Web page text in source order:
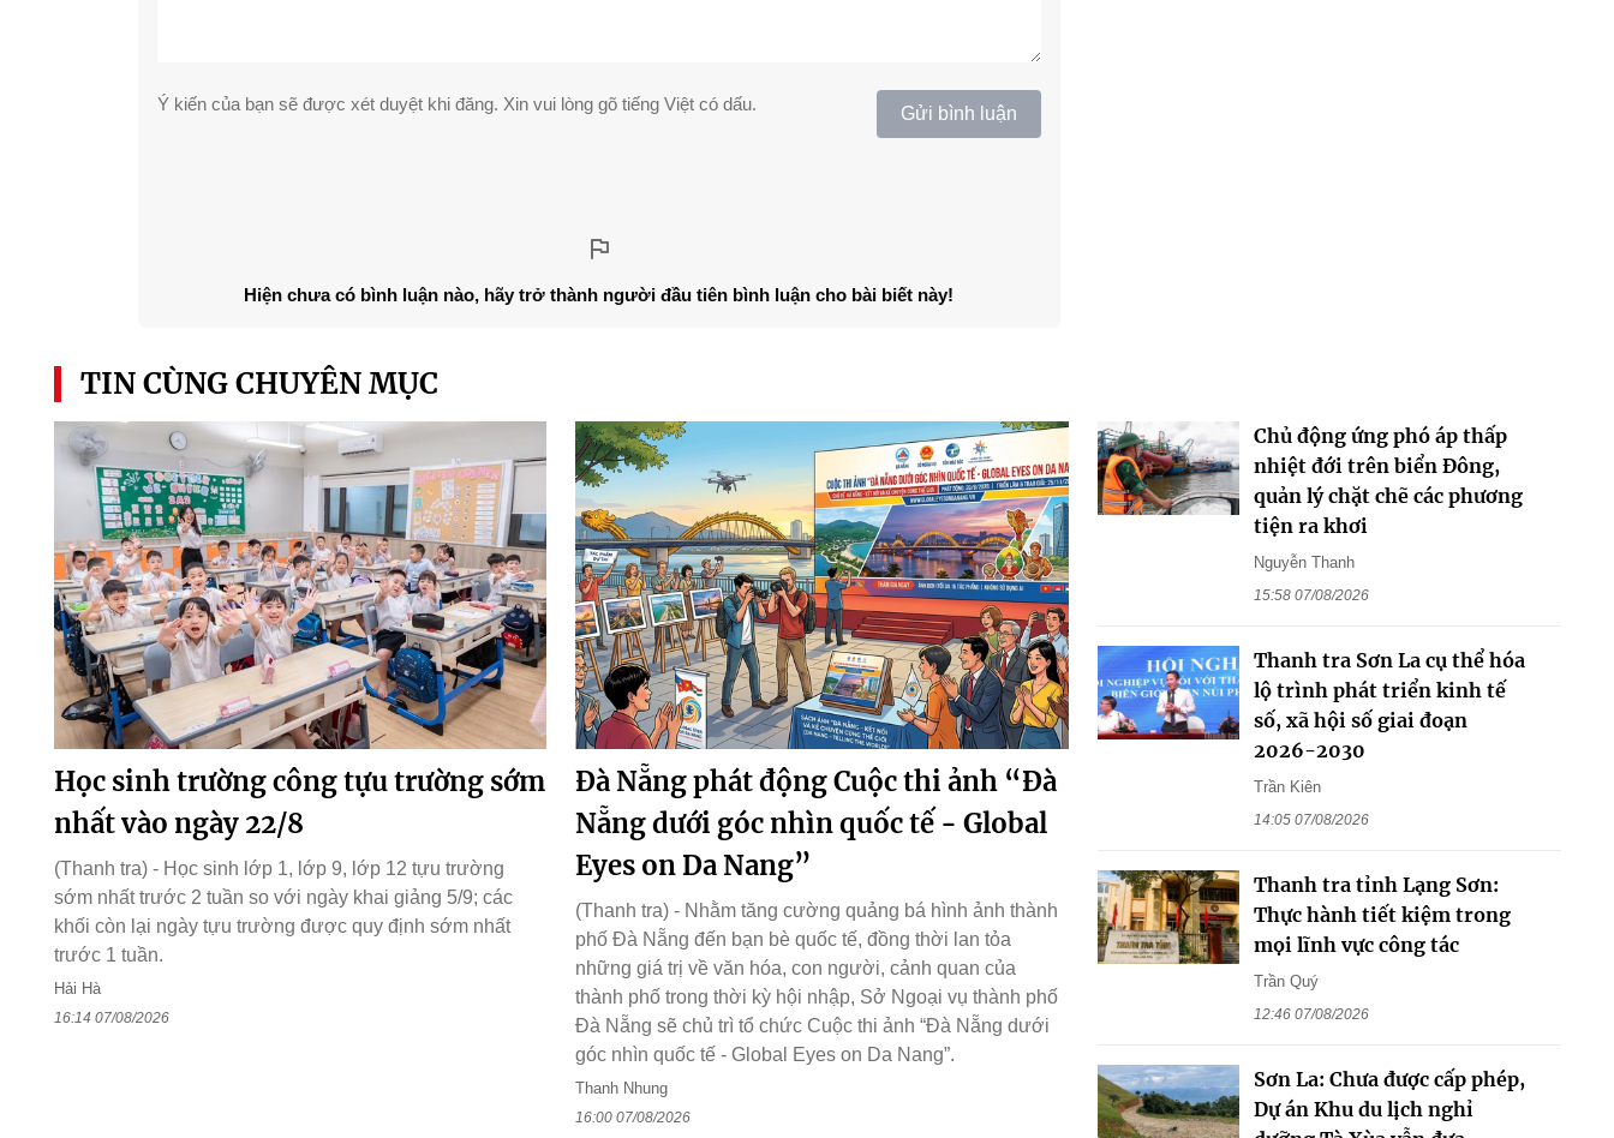
Ý kiến của bạn sẽ được xét duyệt khi đăng. Xin vui lòng gõ tiếng Việt có dấu. Gửi bình luận
Hiện chưa có bình luận nào, hãy trở thành người đầu tiên bình luận cho bài biết này!
TIN CÙNG CHUYÊN MỤC
Học sinh trường công tựu trường sớm
nhất vào ngày 22/8
(Thanh tra) - Học sinh lớp 1, lớp 9, lớp 12 tựu trường
sớm nhất trước 2 tuần so với ngày khai giảng 5/9; các
khối còn lại ngày tựu trường được quy định sớm nhất
trước 1 tuần.
Hải Hà
16:14 07/08/2026
Đà Nẵng phát động Cuộc thi ảnh “Đà
Nẵng dưới góc nhìn quốc tế - Global
Eyes on Da Nang”
(Thanh tra) - Nhằm tăng cường quảng bá hình ảnh thành
phố Đà Nẵng đến bạn bè quốc tế, đồng thời lan tỏa
những giá trị về văn hóa, con người, cảnh quan của
thành phố trong thời kỳ hội nhập, Sở Ngoại vụ thành phố
Đà Nẵng sẽ chủ trì tổ chức Cuộc thi ảnh “Đà Nẵng dưới
góc nhìn quốc tế - Global Eyes on Da Nang”.
Thanh Nhung
16:00 07/08/2026
Chủ động ứng phó áp thấp
nhiệt đới trên biển Đông,
quản lý chặt chẽ các phương
tiện ra khơi
Nguyễn Thanh
15:58 07/08/2026
Thanh tra Sơn La cụ thể hóa
lộ trình phát triển kinh tế
số, xã hội số giai đoạn
2026-2030
Trần Kiên
14:05 07/08/2026
Thanh tra tỉnh Lạng Sơn:
Thực hành tiết kiệm trong
mọi lĩnh vực công tác
Trần Quý
12:46 07/08/2026
Sơn La: Chưa được cấp phép,
Dự án Khu du lịch nghỉ